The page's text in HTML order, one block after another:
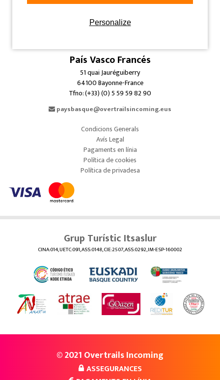
Tfno: (+34) 948 293 479
País Vasco Francés
51 quai Jauréguiberry
64100 Bayonne-France
Tfno: (+33) (0) 5 59 59 82 90
paysbasque@overtrailsincoming.eus
Condicions Generals
Avís Legal
Pagaments en línia
Política de cookies
Política de privadesa
Grup Turístic Itsaslur
CINA:014, UETC:091, ASS:0148, CIE:2507, ASS:0292, IM-ESP-160002
© 2021 Overtrails Incoming
ASSEGURANCES
Personalize